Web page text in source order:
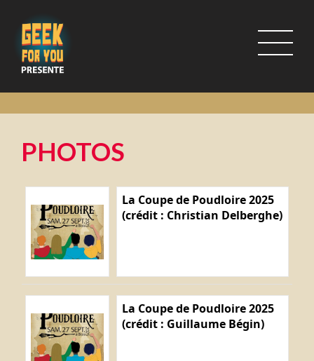
PHOTOS
La Coupe de Poudloire 2025
(crédit : Christian Delberghe)
La Coupe de Poudloire 2025
(crédit : Guillaume Bégin)